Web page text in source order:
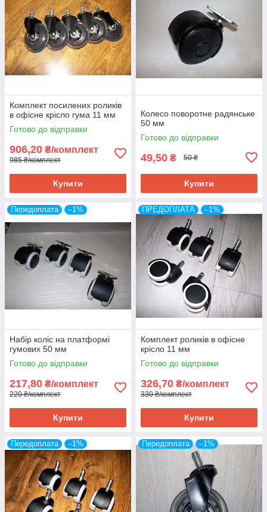
Комплект посилених роликів
в офісне крісло гума 11 мм
Готово до відправки
906,20 ₴/комплект
985 ₴/комплект
Купити
Колесо поворотне радянське
50 мм
Готово до відправки
49,50 ₴ 50 ₴
Купити
Передоплата –1%
Набір коліс на платформі
гумових 50 мм
Готово до відправки
217,80 ₴/комплект
220 ₴/комплект
Купити
ПРЕДОПЛАТА –1%
Комплект роликів в офісне
крісло 11 мм
Готово до відправки
326,70 ₴/комплект
330 ₴/комплект
Купити
Передоплата –1% Передоплата –1%